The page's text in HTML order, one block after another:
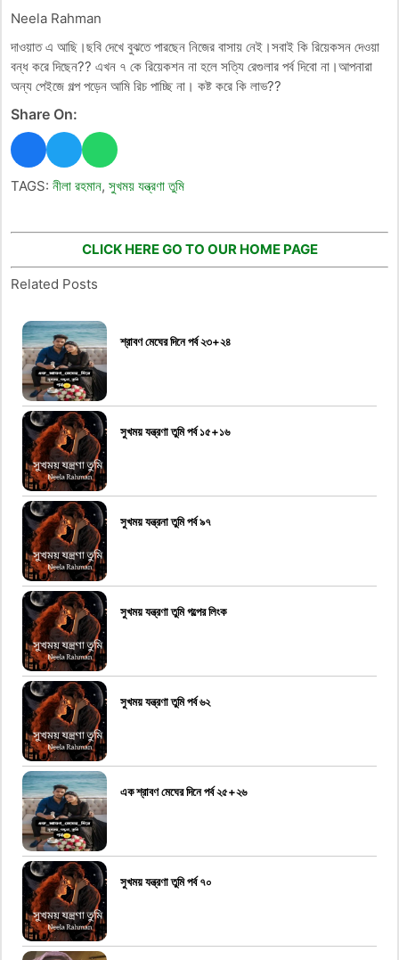
Neela Rahman
দাওয়াত এ আছি।ছবি দেখে বুঝতে পারছেন নিজের বাসায় নেই।সবাই কি রিয়েকসন দেওয়া
বন্ধ করে দিছেন?? এখন ৭ কে রিয়েকশন না হলে সত্যি রেগুলার পর্ব দিবো না।আপনারা
অন্য পেইজে গল্প পড়েন আমি রিচ পাচ্ছি না। কষ্ট করে কি লাভ??
Share On:
TAGS: নীলা রহমান, সুখময় যন্ত্রণা তুমি
CLICK HERE GO TO OUR HOME PAGE
Related Posts
শ্রাবণ মেঘের দিনে পর্ব ২৩+২৪
সুখময় যন্ত্রণা তুমি পর্ব ১৫+১৬
সুখময় যন্ত্রনা তুমি পর্ব ৯৭
সুখময় যন্ত্রণা তুমি গল্পের লিংক
সুখময় যন্ত্রণা তুমি পর্ব ৬২
এক শ্রাবণ মেঘের দিনে পর্ব ২৫+২৬
সুখময় যন্ত্রণা তুমি পর্ব ৭০